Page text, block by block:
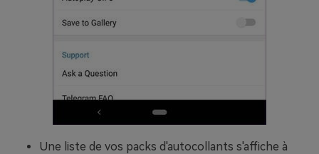
Une liste de vos packs d'autocollants s'affiche à